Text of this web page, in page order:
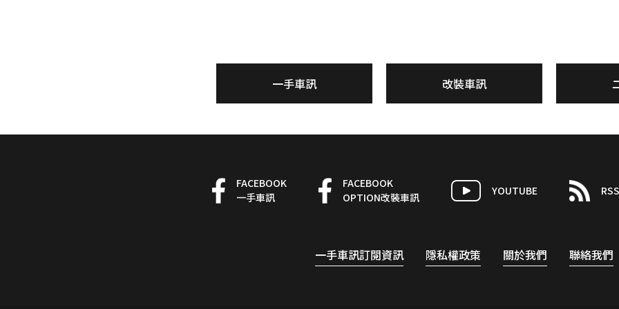
一手車訊 改裝車訊
FACEBOOK
一手車訊
FACEBOOK
OPTION改裝車訊
YOUTUBE RSS
一手車訊訂閱資訊 隱私權政策 關於我們 聯絡我們